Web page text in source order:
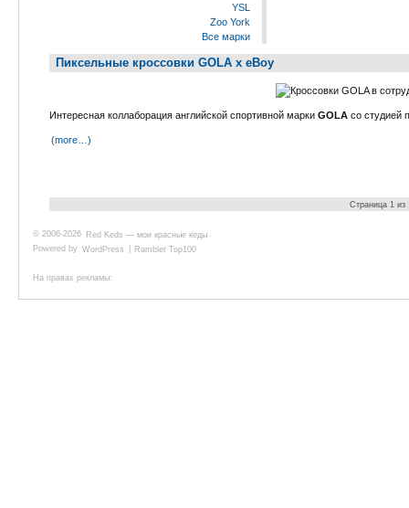
YSL
Zoo York
Все марки
Пиксельные кроссовки GOLA x eBoy
Интересная коллаборация английской спортивной маркиGOLA со студией
(more…)
Страница 1 из
© 2006-2026 Red Keds — мои красные кеды .
Powered by WordPress Rambler Top100
На правах рекламы: